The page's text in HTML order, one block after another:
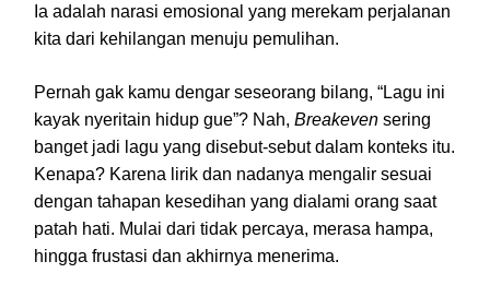
Ia adalah narasi emosional yang merekam perjalanan
kita dari kehilangan menuju pemulihan.
Pernah gak kamu dengar seseorang bilang, “Lagu ini
kayak nyeritain hidup gue”? Nah, Breakeven sering
banget jadi lagu yang disebut-sebut dalam konteks itu.
Kenapa? Karena lirik dan nadanya mengalir sesuai
dengan tahapan kesedihan yang dialami orang saat
patah hati. Mulai dari tidak percaya, merasa hampa,
hingga frustasi dan akhirnya menerima.